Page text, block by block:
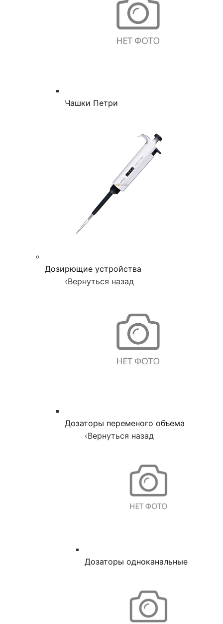
Чашки Петри
Дозирющие устройства
‹Вернуться назад
Дозаторы переменого объема
‹Вернуться назад
Дозаторы одноканальные